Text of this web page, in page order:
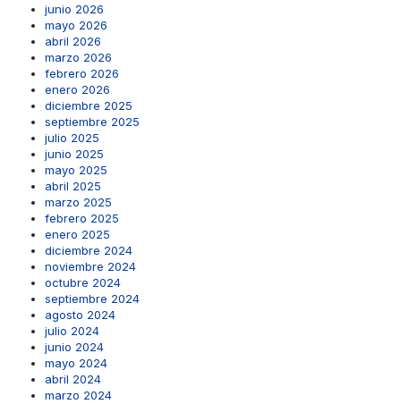
junio 2026
mayo 2026
abril 2026
marzo 2026
febrero 2026
enero 2026
diciembre 2025
septiembre 2025
julio 2025
junio 2025
mayo 2025
abril 2025
marzo 2025
febrero 2025
enero 2025
diciembre 2024
noviembre 2024
octubre 2024
septiembre 2024
agosto 2024
julio 2024
junio 2024
mayo 2024
abril 2024
marzo 2024